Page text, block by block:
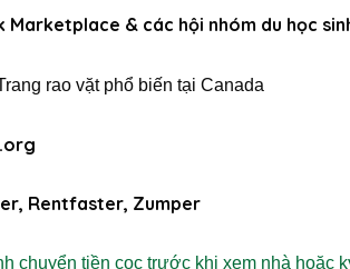
Marketplace & các hội nhóm du học
rao vặt phổ biến tại Canada
Rentfaster, Zumper
chuyển tiền cọc trước khi xem nhà hoặc